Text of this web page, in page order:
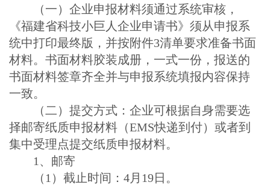
（一）企业申报材料须通过系统审核，
《福建省科技小巨人企业申请书》须从申报系
统中打印最终版，并按附件3清单要求准备书面
材料。书面材料胶装成册，一式一份，报送的
书面材料签章齐全并与申报系统填报内容保持
一致。
（二）提交方式：企业可根据自身需要选
择邮寄纸质申报材料（EMS快递到付）或者到
集中受理点提交纸质申报材料。
1、邮寄
（1）截止时间：4月19日。